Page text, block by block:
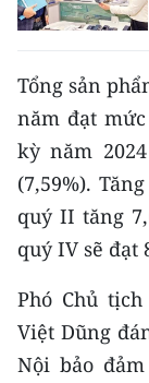
Video
Media Chính
Media Kinh tế
Media Văn hóa
Media Xã hội
Media Pháp
Media Du lịch
Media Thế
Tổng sản
năm đạt
kỳ năm
(7,59%).
quý II tăng
quý IV sẽ đạt
Phó Chủ
Việt Dũng
Nội bảo